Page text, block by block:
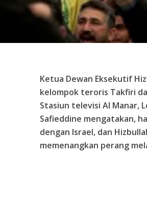
Ketua Dewan Eksekutif
kelompok teroris Takfiri
Stasiun televisi Al Manar,
Safieddine mengatakan,
dengan Israel, dan
memenangkan perang